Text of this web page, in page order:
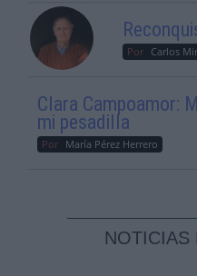
Por Carlos
Clara Campoamor:
mi pesadilla
Por María Pérez Herrero
NOTICIAS